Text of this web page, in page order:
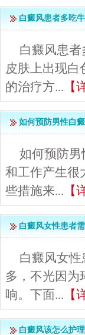
白癜风患者多吃
白癜风患
皮肤上出现白
的治疗方... 【
如何预防男性白
如何预防男
和工作产生很
些措施来... 【
白癜风女性患者
白癜风女
多，不光因为
响。下面... 【
白癜风该怎么护理